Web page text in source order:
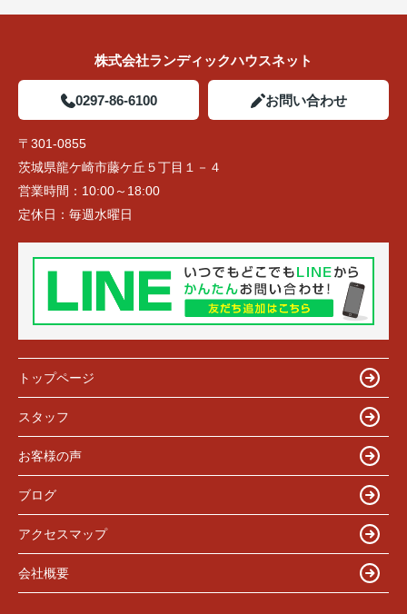
株式会社ランディックハウスネット
0297-86-6100 お問い合わせ
〒301-0855
茨城県龍ケ崎市藤ケ丘５丁目１－４
営業時間： 10:00～18:00
定休日： 毎週水曜日
トップページ
スタッフ
お客様の声
ブログ
アクセスマップ
会社概要